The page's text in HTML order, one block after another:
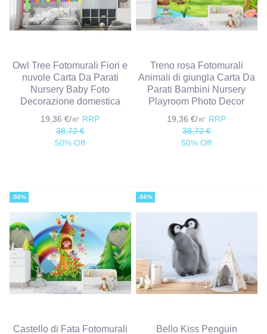
Owl Tree Fotomurali Fiori e
nuvole Carta Da Parati
Nursery Baby Foto
Decorazione domestica
19,36 €/㎡ RRP
38,72 €
50% Off
Treno rosa Fotomurali
Animali di giungla Carta Da
Parati Bambini Nursery
Playroom Photo Decor
19,36 €/㎡ RRP
38,72 €
50% Off
-50%
Castello di Fata Fotomurali
-50%
Bello Kiss Penguin